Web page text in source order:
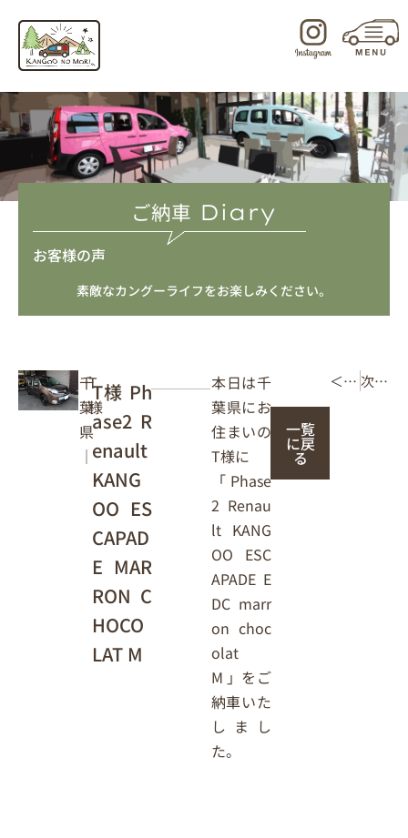
キ
ッ
プ
ご納車 Diary
お客様の声
素敵なカングーライフをお楽しみください。
千
葉
県
｜
T
様
T様 Ph
ase2 R
enault
KANG
OO ES
CAPAD
E MAR
RON C
HOCO
LAT M
本日は千
葉県にお
住まいの
T様に
「Phase
2 Renau
lt KANG
OO ESC
APADE E
DC marr
on choc
olat
M 」をご
納車いた
しまし
た。
一覧
に戻
る
＜ 前の記事 次の記事 ＞